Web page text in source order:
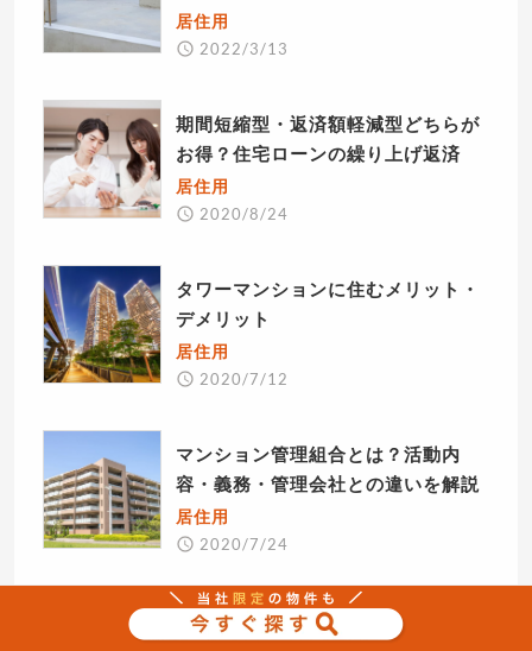
居住用
2022/3/13
期間短縮型・返済額軽減型どちらが
お得？住宅ローンの繰り上げ返済
居住用
2020/8/24
タワーマンションに住むメリット・
デメリット
居住用
2020/7/12
マンション管理組合とは？活動内
容・義務・管理会社との違いを解説
居住用
2020/7/24
住み替える場合に知っておくべきこ